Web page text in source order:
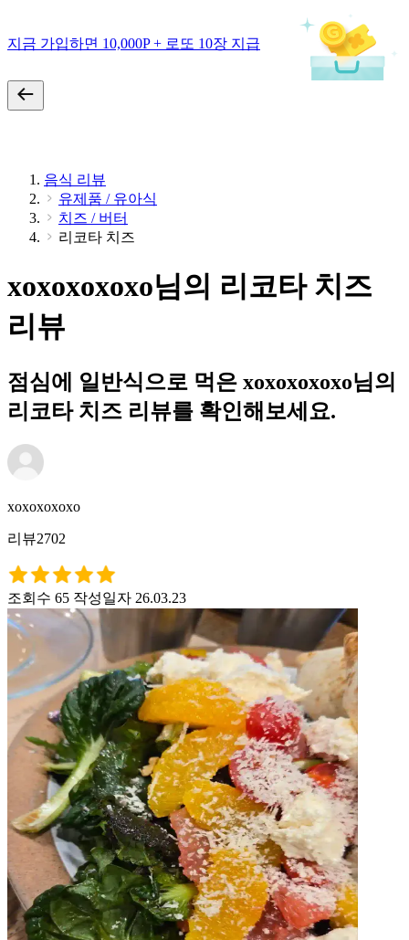
지금 가입하면 10,000P + 로또 10장 지급
음식 리뷰
유제품 / 유아식
치즈 / 버터
리코타 치즈
xoxoxoxoxo님의 리코타 치즈
리뷰
점심에 일반식으로 먹은 xoxoxoxoxo님의
리코타 치즈 리뷰를 확인해보세요.
xoxoxoxoxo
리뷰2702
조회수 65 작성일자 26.03.23